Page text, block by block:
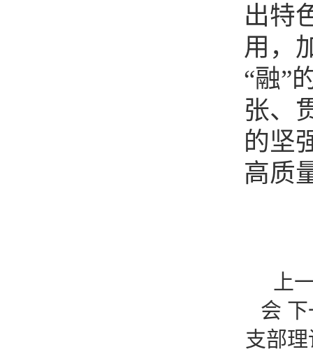
出特
用，
“融”
张、
的坚
高质
上
会
支部